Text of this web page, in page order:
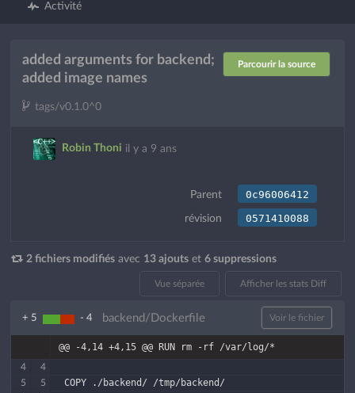
Activité
Parcourir la source
added arguments for backend;
added image names
tags/v0.1.0^0
Robin Thoni il y a 9 ans
Parent 0c96006412
révision 0571410088
2 fichiers modifiés avec 13 ajouts et 6 suppressions
Vue séparée Afficher les stats Diff
+ 5 - 4 backend/Dockerfile Voir le fichier
@@ -4,14 +4,15 @@ RUN rm -rf /var/log/*
4
4
5
5 COPY ./backend/ /tmp/backend/